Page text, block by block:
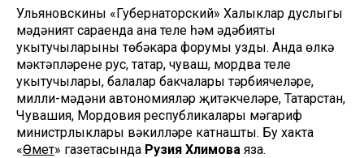
Ульяновскиның «Губернаторский» Халыклар дуслыгы
мәдәният сараенда ана теле һәм әдәбияты
укытучыларының төбәкара форумы узды. Анда өлкә
мәктәпләренең рус, татар, чуваш, мордва теле
укытучылары, балалар бакчалары тәрбиячеләре,
милли-мәдәни автономияләр җитәкчеләре, Татарстан,
Чувашия, Мордовия республикалары мәгариф
министрлыклары вәкилләре катнашты. Бу хакта
«Өмет» газетасында Рузия Хәлимова яза.